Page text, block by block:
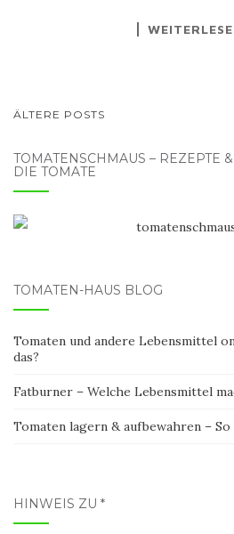
ÄLTERE POSTS
TOMATENSCHMAUS – REZEPTE
DIE TOMATE
TOMATEN-HAUS BLOG
Tomaten und andere Lebensmittel
das?
Fatburner – Welche Lebensmittel
Tomaten lagern & aufbewahren –
HINWEIS ZU *